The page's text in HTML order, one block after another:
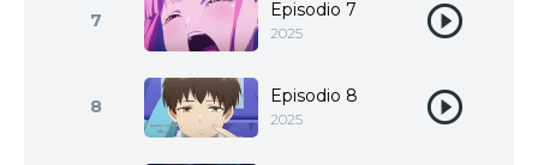
7 Episodio 7
2025
8 Episodio 8
2025